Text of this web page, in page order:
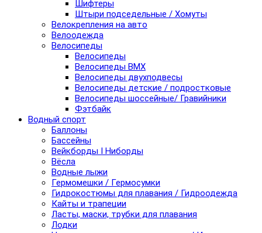
Шифтеры
Штыри подседельные / Хомуты
Велокрепления на авто
Велоодежда
Велосипеды
Велосипеды
Велосипеды BMX
Велосипеды двухподвесы
Велосипеды детские / подростковые
Велосипеды шоссейные/ Гравийники
Фэтбайк
Водный спорт
Баллоны
Бассейны
Вейкборды I Ниборды
Вёсла
Водные лыжи
Гермомешки / Гермосумки
Гидрокостюмы для плавания / Гидроодежда
Кайты и трапеции
Ласты, маски, трубки для плавания
Лодки